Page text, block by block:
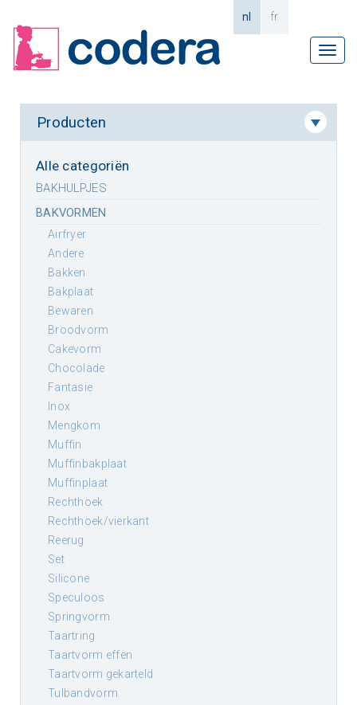
nl fr
Producten
Alle categoriën
BAKHULPJES
BAKVORMEN
airfryer
andere
bakken
bakplaat
bewaren
broodvorm
cakevorm
chocolade
fantasie
inox
mengkom
muffin
muffinbakplaat
muffinplaat
rechthoek
rechthoek/vierkant
reerug
set
silicone
speculoos
springvorm
taartring
taartvorm effen
taartvorm gekarteld
tulbandvorm